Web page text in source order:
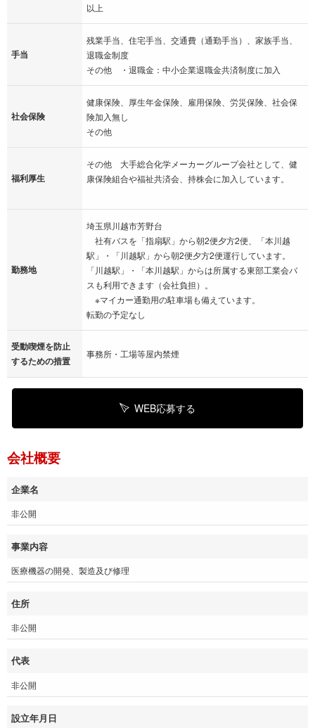
以上
手当
残業手当、住宅手当、交通費（通勤手当）、家族手当、
退職金制度
その他 ・退職金：中小企業退職金共済制度に加入
社会保険
健康保険、厚生年金保険、雇用保険、労災保険、社会保
険加入無し
その他
福利厚生
その他 大手総合化学メーカーグループ会社として、健
康保険組合や福祉共済会、持株会に加入しています。
勤務地
埼玉県川越市芳野台
社有バスを「指扇駅」から朝2便夕方2便、「本川越
駅」・「川越駅」から朝2便夕方2便運行しています。
「川越駅」・「本川越駅」からは所属する東部工業会バ
スも利用できます（会社負担）。
※マイカー通勤用の駐車場も備えています。
転勤の予定なし
受動喫煙を防止
するための措置
事務所・工場等屋内禁煙
WEB応募する
会社概要
企業名
非公開
事業内容
医療機器の開発、製造及び修理
住所
非公開
代表
非公開
設立年月日